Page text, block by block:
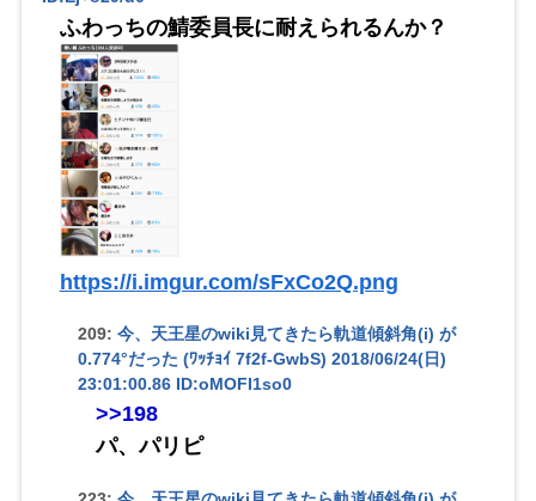
ふわっちの鯖委員長に耐えられるんか？
https://i.imgur.com/sFxCo2Q.png
209: 今、天王星のwiki見てきたら軌道傾斜角(i) が
0.774°だった (ﾜｯﾁｮｲ 7f2f-GwbS) 2018/06/24(日)
23:01:00.86 ID:oMOFI1so0
>>198
パ、パリピ